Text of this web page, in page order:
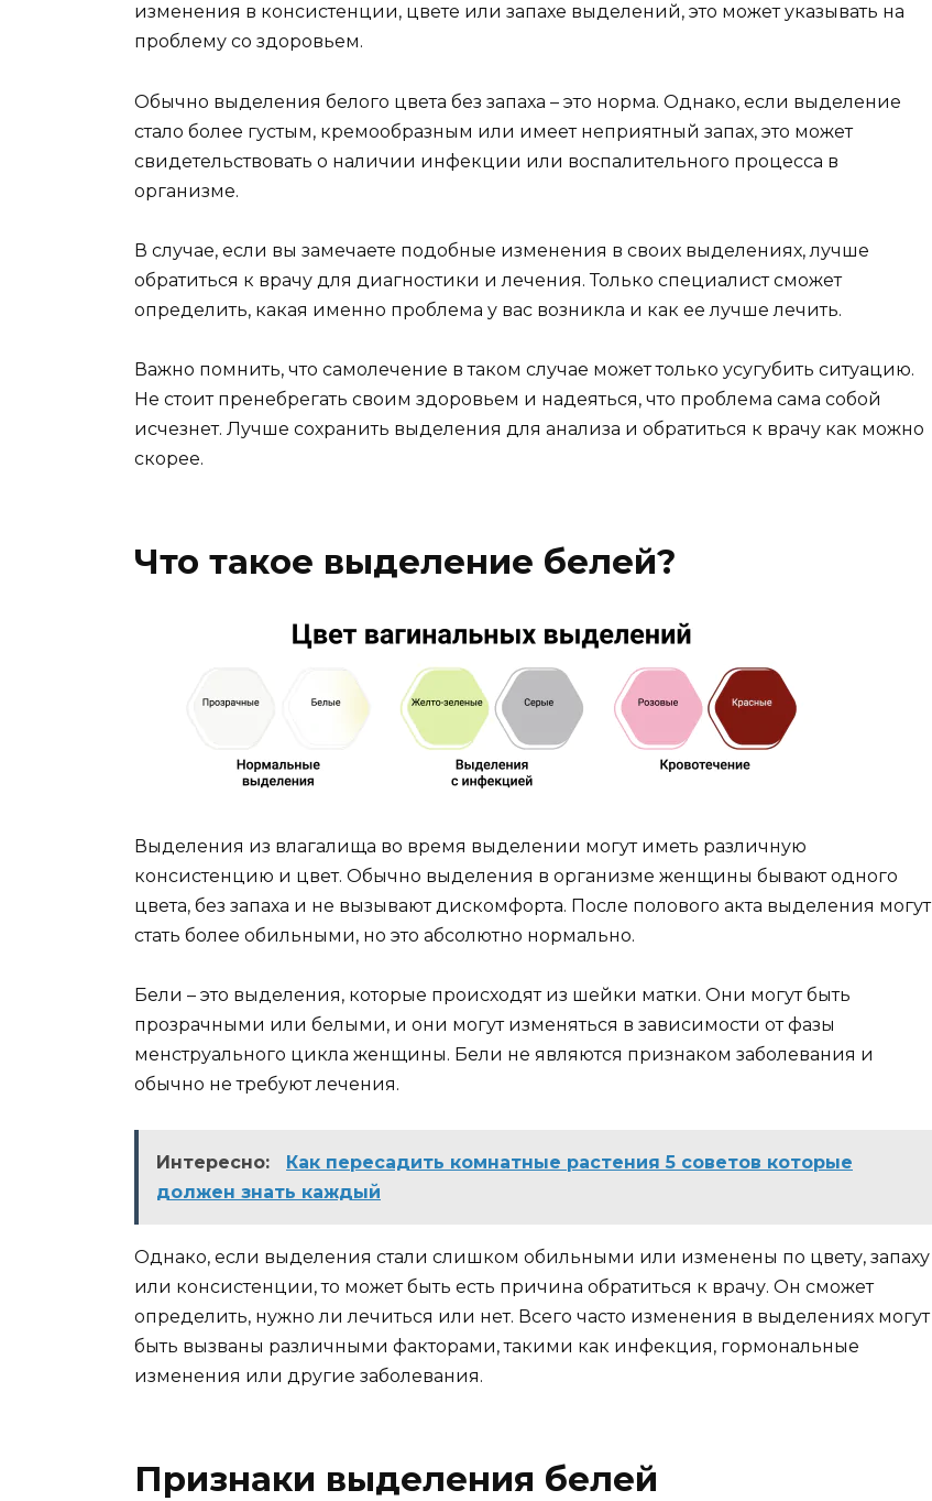
изменения в консистенции, цвете или запахе выделений, это может указывать на
проблему со здоровьем.
Обычно выделения белого цвета без запаха – это норма. Однако, если выделение
стало более густым, кремообразным или имеет неприятный запах, это может
свидетельствовать о наличии инфекции или воспалительного процесса в
организме.
В случае, если вы замечаете подобные изменения в своих выделениях, лучше
обратиться к врачу для диагностики и лечения. Только специалист сможет
определить, какая именно проблема у вас возникла и как ее лучше лечить.
Важно помнить, что самолечение в таком случае может только усугубить ситуацию.
Не стоит пренебрегать своим здоровьем и надеяться, что проблема сама собой
исчезнет. Лучше сохранить выделения для анализа и обратиться к врачу как можно
скорее.
Что такое выделение белей?
Выделения из влагалища во время выделении могут иметь различную
консистенцию и цвет. Обычно выделения в организме женщины бывают одного
цвета, без запаха и не вызывают дискомфорта. После полового акта выделения могут
стать более обильными, но это абсолютно нормально.
Бели – это выделения, которые происходят из шейки матки. Они могут быть
прозрачными или белыми, и они могут изменяться в зависимости от фазы
менструального цикла женщины. Бели не являются признаком заболевания и
обычно не требуют лечения.
Интересно:
Как пересадить комнатные растения 5 советов которые
должен знать каждый
Однако, если выделения стали слишком обильными или изменены по цвету, запаху
или консистенции, то может быть есть причина обратиться к врачу. Он сможет
определить, нужно ли лечиться или нет. Всего часто изменения в выделениях могут
быть вызваны различными факторами, такими как инфекция, гормональные
изменения или другие заболевания.
Признаки выделения белей